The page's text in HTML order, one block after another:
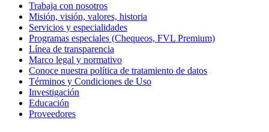
Trabaja con nosotros
Misión, visión, valores, historia
Servicios y especialidades
Programas especiales (Chequeos, FVL Premium)
Línea de transparencia
Marco legal y normativo
Conoce nuestra política de tratamiento de datos
Términos y Condiciones de Uso
Investigación
Educación
Proveedores